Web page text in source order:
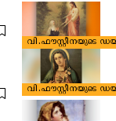
വി.ഫൗസ്റ്റീനയുടെ
വി.ഫൗസ്റ്റീനയുടെ